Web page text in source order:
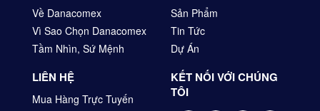
Về Danacomex
Vì Sao Chọn Danacomex
Tầm Nhìn, Sứ Mệnh
LIÊN HỆ
Mua Hàng Trực Tuyến
Sản Phẩm
Tin Tức
Dự Án
KẾT NỐI VỚI CHÚNG
TÔI